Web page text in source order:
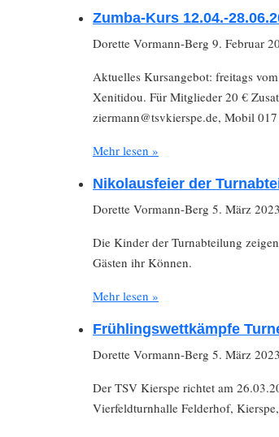
Zumba-Kurs 12.04.-
Dorette Vormann-Berg 9. Februar
Aktuelles Kursangebot: freitags
Xenitidou. Für Mitglieder 20 €
ziermann@tsvkierspe.de, Mobil
Mehr lesen »
Nikolausfeier der
Dorette Vormann-Berg 5. März 2023
Die Kinder der Turnabteilung
Gästen ihr Können.
Mehr lesen »
Frühlingswettkämpfe
Dorette Vormann-Berg 5. März 2023
Der TSV Kierspe richtet am
Vierfeldturnhalle Felderhof,